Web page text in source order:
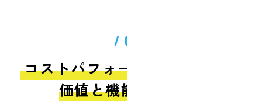
/ 01 /
コストパフォーマンスに優れた
価値と機能を実現！